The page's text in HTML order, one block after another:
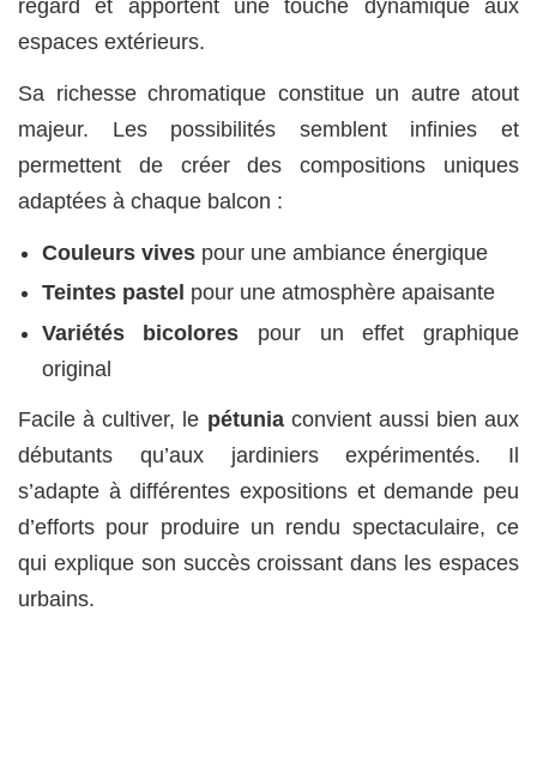
regard et apportent une touche dynamique aux
espaces extérieurs.
Sa richesse chromatique constitue un autre atout
majeur. Les possibilités semblent infinies et
permettent de créer des compositions uniques
adaptées à chaque balcon :
Couleurs vivespour une ambiance énergique
Teintes pastel pour une atmosphère apaisante
Variétés bicolores pour un effet graphique
original
Facile à cultiver, le pétuniaconvient aussi bien aux
débutants qu’aux jardiniers expérimentés. Il
s’adapte à différentes expositions et demande peu
d’efforts pour produire un rendu spectaculaire, ce
qui explique son succès croissant dans les espaces
urbains.